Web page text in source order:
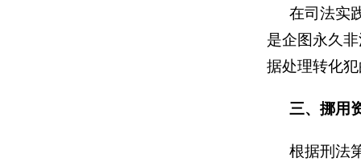
在司法实
是企图永久
据处理转化
三、挪用
根据刑法